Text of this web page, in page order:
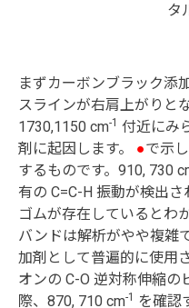
タ
まずカーボンブラック添
スラインが右肩上がりと
1730,1150 cm-1 付近にみ
剤に起因します。 ●で示
するものです。910, 730
有の C=C-H 振動が検出
ゴムが存在しているとわ
バンドは解析がやや複雑
加剤として普遍的に使用
オンの C-O 逆対称伸縮の
際、870, 710 cm-1
を確認